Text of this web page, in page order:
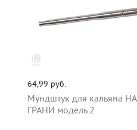
64,99 руб.
Мундштук для кальяна НА
ГРАНИ модель 2